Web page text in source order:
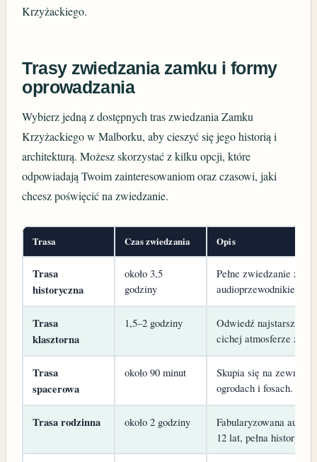
Krzyżackiego.
Trasy zwiedzania zamku i formy
oprowadzania
Wybierz jedną z dostępnych tras zwiedzania Zamku
Krzyżackiego w Malborku, aby cieszyć się jego historią i
architekturą. Możesz skorzystać z kilku opcji, które
odpowiadają Twoim zainteresowaniom oraz czasowi, jaki
chcesz poświęcić na zwiedzanie.
Trasa Czas zwiedzania Opis
Trasa
historyczna
około 3,5
godziny
Pełne zwiedzanie z
audioprzewodnikiem,
Trasa
klasztorna
1,5–2 godziny
Odwiedź najstarszą
cichej atmosferze
Trasa
spacerowa
około 90 minut
Skupia się na
ogrodach i fosach.
Trasa rodzinna około 2 godziny
Fabularyzowana
12 lat, pełna